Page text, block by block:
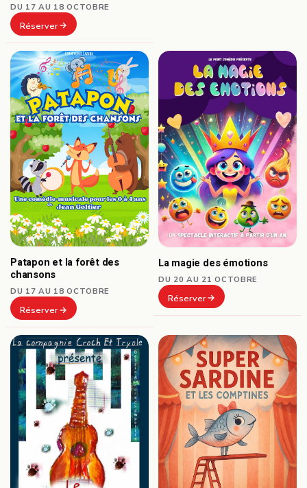
DU 17 AU 18 OCTOBRE
Réserver
Patapon et la forêt des
chansons
DU 17 AU 18 OCTOBRE
Réserver
La magie des émotions
DU 20 AU 21 OCTOBRE
Réserver